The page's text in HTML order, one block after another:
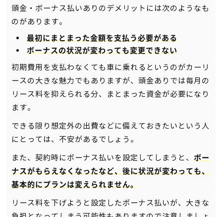
頭金・ボーナス払いありのデメリットには次のようなも
のがあります。
最初にまとまった金額を支払う必要がある
ボーナスの状況が変わっても変更できない
初期費用を支払わなくても車に乗れるというのがカーリ
ースの大きな魅力でもありますが、頭金ありでは毎月の
リース料を抑えられる分、まとまった資金が必要になり
ます。
できる限り想定外の出費などに備えておきたいという人
にとっては、不安があるでしょう。
また、契約時にボーナス払いを設定してしまうと、
ボー
ナスがもらえなくなったなど、後に状況が変わっても、
基本的にプランは変えられません。
リース料を下げようと設定したボーナス払いが、大きな